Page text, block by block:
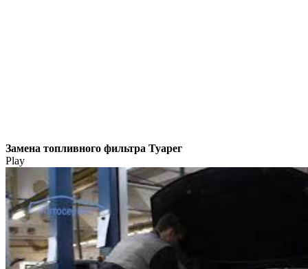
Замена топливного фильтра Туарег
Play